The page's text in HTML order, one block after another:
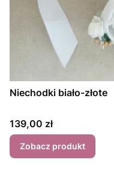
Niechodki biało-złote
Cena
139,00 zł
Zobacz produkt